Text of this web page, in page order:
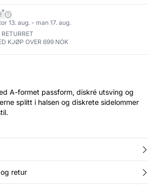
*
13. aug. - man 17. aug.
KJØP OVER 699 NOK
A-formet passform, diskré utsving og
splitt i halsen og diskrete sidelommer
retur